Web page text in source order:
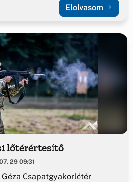
Elolvasom
lőtérértesítő
29 09:31
Csapatgyakorlótér